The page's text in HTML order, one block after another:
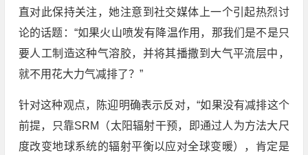
直对此保持关注，她注意到社交媒体上一个引起热烈讨
论的话题：“如果火山喷发有降温作用，那我们是不是只
要人工制造这种气溶胶，并将其播撒到大气平流层中，
就不用花大力气减排了？”
针对这种观点，陈迎明确表示反对，“如果没有减排这个
前提，只靠SRM（太阳辐射干预，即通过人为方法大尺
度改变地球系统的辐射平衡以应对全球变暖），肯定是